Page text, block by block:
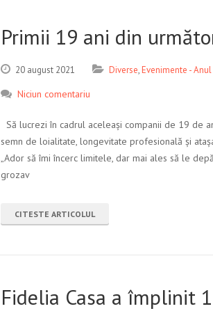
Primii 19 ani din
20 august 2021 Diverse,Evenimente -
Niciun comentariu
Să lucrezi în cadrul aceleași companii de 19 de
semn de loialitate, longevitate profesională și
„Ador să îmi încerc limitele, dar mai ales să le
grozav
CITESTE ARTICOLUL
Fidelia Casa a împlinit